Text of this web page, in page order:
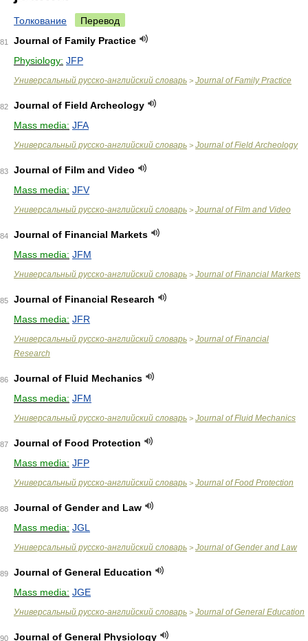
Толкование Перевод
81
Journal of Family Practice
Physiology: JFP
Универсальный русско-английский словарь > Journal of Family Practice
82
Journal of Field Archeology
Mass media: JFA
Универсальный русско-английский словарь > Journal of Field Archeology
83
Journal of Film and Video
Mass media: JFV
Универсальный русско-английский словарь > Journal of Film and Video
84
Journal of Financial Markets
Mass media: JFM
Универсальный русско-английский словарь > Journal of Financial Markets
85
Journal of Financial Research
Mass media: JFR
Универсальный русско-английский словарь > Journal of Financial
Research
86
Journal of Fluid Mechanics
Mass media: JFM
Универсальный русско-английский словарь > Journal of Fluid Mechanics
87
Journal of Food Protection
Mass media: JFP
Универсальный русско-английский словарь > Journal of Food Protection
88
Journal of Gender and Law
Mass media: JGL
Универсальный русско-английский словарь > Journal of Gender and Law
89
Journal of General Education
Mass media: JGE
Универсальный русско-английский словарь > Journal of General Education
90
Journal of General Physiology